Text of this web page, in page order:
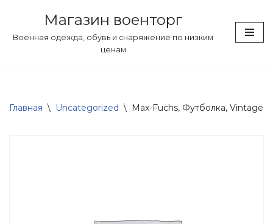
Перейти
Магазин военторг
Военная одежда, обувь и снаряжение по низким
ценам
Главная \ Uncategorized \ Max-Fuchs, Футболка, Vintage,